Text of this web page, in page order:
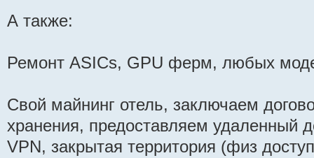
А также:
Ремонт ASICs, GPU ферм, любых
Свой майнинг отель, заключаем
хранения, предоставляем удаленный
VPN, закрытая территория (физ